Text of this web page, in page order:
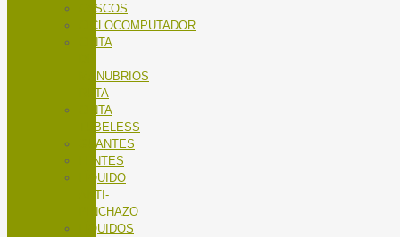
CASCOS
CICLOCOMPUTADOR
CINTA
MANUBRIOS
RUTA
CINTA
TUBELESS
GUANTES
LENTES
LÍQUIDO
ANTI-
PINCHAZO
LÍQUIDOS